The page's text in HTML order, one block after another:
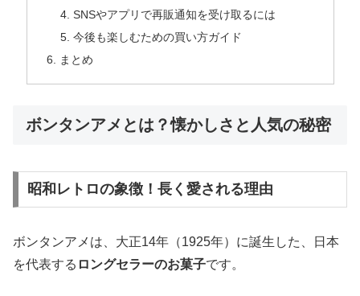
SNSやアプリで再販通知を受け取るには
今後も楽しむための買い方ガイド
まとめ
ボンタンアメとは？懐かしさと人気の秘密
昭和レトロの象徴！長く愛される理由
ボンタンアメは、大正14年（1925年）に誕生した、日本
を代表する ロングセラーのお菓子です。